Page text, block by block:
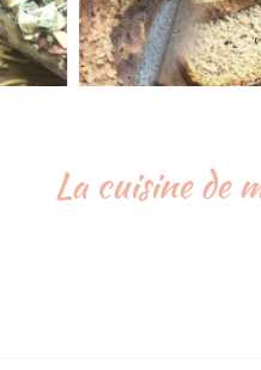
La cuisine de